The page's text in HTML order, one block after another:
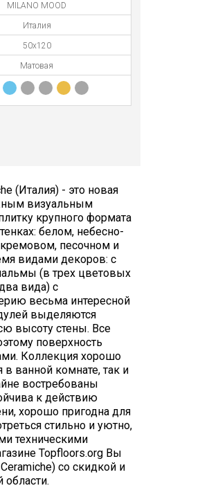
MILANO MOOD
Италия
50х120
Матовая
(Италия) - это новая
визуальным
крупного формата
белом, небесно-
песочном и
видами декоров: с
(в трех цветовых
вида) с
весьма интересной
выделяются
высоту стены. Все
поверхность
Коллекция хорошо
в ванной комнате, так и
востребованы
к действию
хорошо пригодна для
стильно и уютно,
техническими
Topfloors.org Вы
со скидкой и